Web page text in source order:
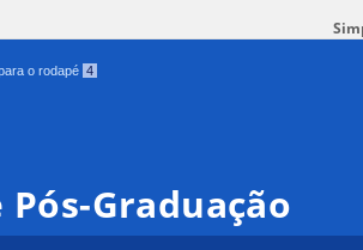
o rodapé 4
Graduação